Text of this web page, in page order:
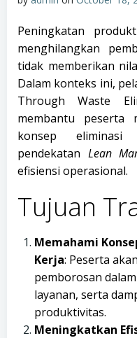
Peningkatan
menghilangkan
tidak memberikan
Dalam konteks ini,
Through Waste
membantu peserta
konsep eliminasi
pendekatan Lean
efisiensi operasional.
Tujuan
Memahami
Kerja: Peserta
pemborosan
layanan, serta
produktivitas.
Meningkatkan